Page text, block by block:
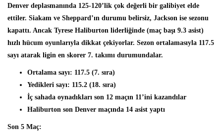
Denver deplasmanında 125-120’lik çok değerli bir galibiyet elde
ettiler. Siakam ve Sheppard’ın durumu belirsiz, Jackson ise sezonu
kapattı. Ancak Tyrese Haliburton liderliğinde (maç başı 9.3 asist)
hızlı hücum oyunlarıyla dikkat çekiyorlar. Sezon ortalamasıyla 117.5
sayı atarak ligin en skorer 7. takımı durumundalar.
Ortalama sayı: 117.5 (7. sıra)
Yedikleri sayı: 115.2 (18. sıra)
İç sahada oynadıkları son 12 maçın 11’ini kazandılar
Haliburton son Denver maçında 14 asist yaptı
Son 5 Maç: